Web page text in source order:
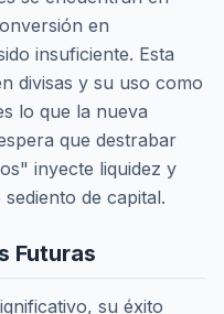
en
insuficiente. Esta
divisas y su uso como
lo que la nueva
que destrabar
inyecte liquidez y
de capital.
Futuras
su éxito